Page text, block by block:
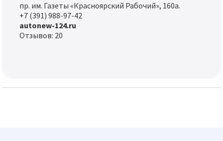
пр. им. Газеты «Красноярский Рабочий», 160а.
+7 (391) 988-97-42
autonew-124.ru
Отзывов: 20